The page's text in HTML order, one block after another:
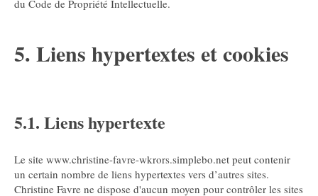
du Code de Propriété Intellectuelle.
5. Liens hypertextes et cookies
5.1. Liens hypertexte
Le site www.christine-favre-wkrors.simplebo.net peut contenir
un certain nombre de liens hypertextes vers d’autres sites.
Christine Favre ne dispose d'aucun moyen pour contrôler les sites